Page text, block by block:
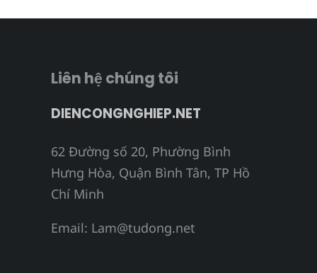
Liên hệ chúng tôi
DIENCONGNGHIEP.NET
62 Đường số 20, Phường Bình
Hưng Hòa, Quận Bình Tân, TP Hồ
Chí Minh
Email: Lam@tudong.net